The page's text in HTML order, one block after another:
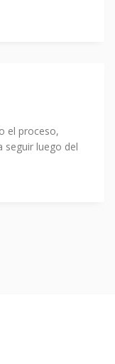
el proceso,
seguir luego del